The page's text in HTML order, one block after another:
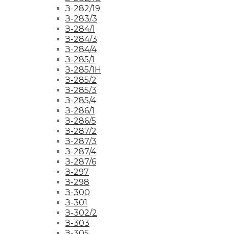
З-282/19
З-283/3
З-284/1
З-284/3
З-284/4
З-285/1
З-285/1Н
З-285/2
З-285/3
З-285/4
З-286/1
З-286/5
З-287/2
З-287/3
З-287/4
З-287/6
З-297
З-298
З-300
З-301
З-302/2
З-303